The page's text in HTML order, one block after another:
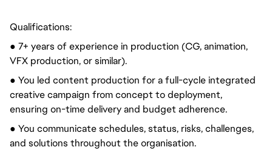
Qualifications:
● 7+ years of experience in production (CG, animation,
VFX production, or similar).
● You led content production for a full-cycle integrated
creative campaign from concept to deployment,
ensuring on-time delivery and budget adherence.
● You communicate schedules, status, risks, challenges,
and solutions throughout the organisation.